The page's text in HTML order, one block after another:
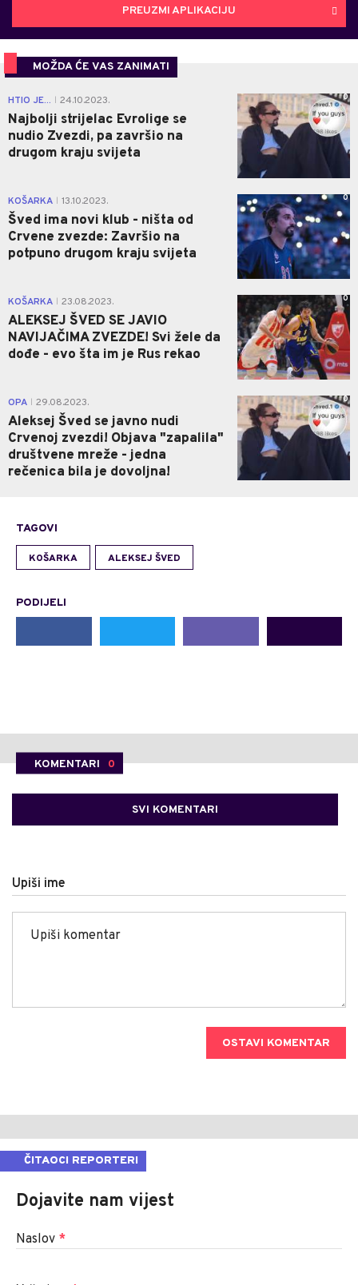
PREUZMI APLIKACIJU
MOŽDA ĆE VAS ZANIMATI
HTIO JE... 24.10.2023.
Najbolji strijelac Evrolige se
nudio Zvezdi, pa završio na
drugom kraju svijeta
0
KOŠARKA 13.10.2023.
Šved ima novi klub - ništa od
Crvene zvezde: Završio na
potpuno drugom kraju svijeta
0
KOŠARKA 23.08.2023.
ALEKSEJ ŠVED SE JAVIO
NAVIJAČIMA ZVEZDE! Svi žele da
dođe - evo šta im je Rus rekao
0
OPA 29.08.2023.
Aleksej Šved se javno nudi
Crvenoj zvezdi! Objava "zapalila"
društvene mreže - jedna
rečenica bila je dovoljna!
0
TAGOVI
KOŠARKA ALEKSEJ ŠVED
PODIJELI
KOMENTARI 0
SVI KOMENTARI
Upiši ime
OSTAVI KOMENTAR
ČITAOCI REPORTERI
Dojavite nam vijest
Naslov *